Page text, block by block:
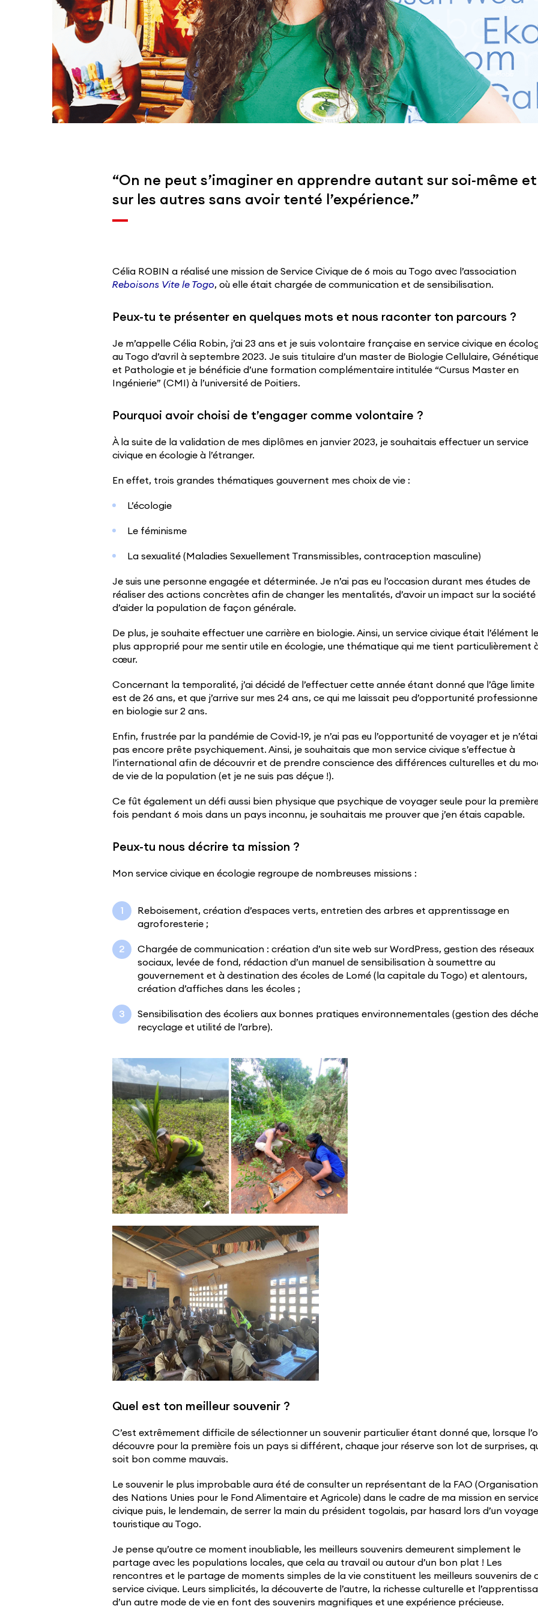
“On ne peut s’imaginer en apprendre autant sur soi-même et
sur les autres sans avoir tenté l’expérience.”
Célia ROBIN a réalisé une mission de Service Civique de 6 mois au Togo avec l’association
Reboisons Vite le Togo, où elle était chargée de communication et de sensibilisation.
Peux-tu te présenter en quelques mots et nous raconter ton parcours ?
Je m’appelle Célia Robin, j’ai 23 ans et je suis volontaire française en service civique en
au Togo d’avril à septembre 2023. Je suis titulaire d’un master de Biologie Cellulaire,
et Pathologie et je bénéficie d’une formation complémentaire intitulée “Cursus Master en
Ingénierie” (CMI) à l’université de Poitiers.
Pourquoi avoir choisi de t’engager comme volontaire ?
À la suite de la validation de mes diplômes en janvier 2023, je souhaitais effectuer un service
civique en écologie à l’étranger.
En effet, trois grandes thématiques gouvernent mes choix de vie :
L’écologie
Le féminisme
La sexualité (Maladies Sexuellement Transmissibles, contraception masculine)
Je suis une personne engagée et déterminée. Je n’ai pas eu l’occasion durant mes études de
réaliser des actions concrètes afin de changer les mentalités, d’avoir un impact sur la société
d’aider la population de façon générale.
De plus, je souhaite effectuer une carrière en biologie. Ainsi, un service civique était l’élément le
plus approprié pour me sentir utile en écologie, une thématique qui me tient particulièrement
cœur.
Concernant la temporalité, j’ai décidé de l’effectuer cette année étant donné que l’âge limite
est de 26 ans, et que j’arrive sur mes 24 ans, ce qui me laissait peu d’opportunité
en biologie sur 2 ans.
Enfin, frustrée par la pandémie de Covid-19, je n’ai pas eu l’opportunité de voyager et je
pas encore prête psychiquement. Ainsi, je souhaitais que mon service civique s’effectue à
l’international afin de découvrir et de prendre conscience des différences culturelles et du
de vie de la population (et je ne suis pas déçue !).
Ce fût également un défi aussi bien physique que psychique de voyager seule pour la
fois pendant 6 mois dans un pays inconnu, je souhaitais me prouver que j’en étais capable.
Peux-tu nous décrire ta mission ?
Mon service civique en écologie regroupe de nombreuses missions :
Reboisement, création d’espaces verts, entretien des arbres et apprentissage en
agroforesterie ;
Chargée de communication : création d’un site web sur WordPress, gestion des réseaux
sociaux, levée de fond, rédaction d’un manuel de sensibilisation à soumettre au
gouvernement et à destination des écoles de Lomé (la capitale du Togo) et alentours,
création d’affiches dans les écoles ;
Sensibilisation des écoliers aux bonnes pratiques environnementales (gestion des
recyclage et utilité de l’arbre).
Quel est ton meilleur souvenir ?
C’est extrêmement difficile de sélectionner un souvenir particulier étant donné que, lorsque
découvre pour la première fois un pays si différent, chaque jour réserve son lot de surprises,
soit bon comme mauvais.
Le souvenir le plus improbable aura été de consulter un représentant de la FAO (Organisation
des Nations Unies pour le Fond Alimentaire et Agricole) dans le cadre de ma mission en
civique puis, le lendemain, de serrer la main du président togolais, par hasard lors d’un voyage
touristique au Togo.
Je pense qu’outre ce moment inoubliable, les meilleurs souvenirs demeurent simplement le
partage avec les populations locales, que cela au travail ou autour d’un bon plat ! Les
rencontres et le partage de moments simples de la vie constituent les meilleurs souvenirs de
service civique. Leurs simplicités, la découverte de l’autre, la richesse culturelle et
d’un autre mode de vie en font des souvenirs magnifiques et une expérience précieuse.